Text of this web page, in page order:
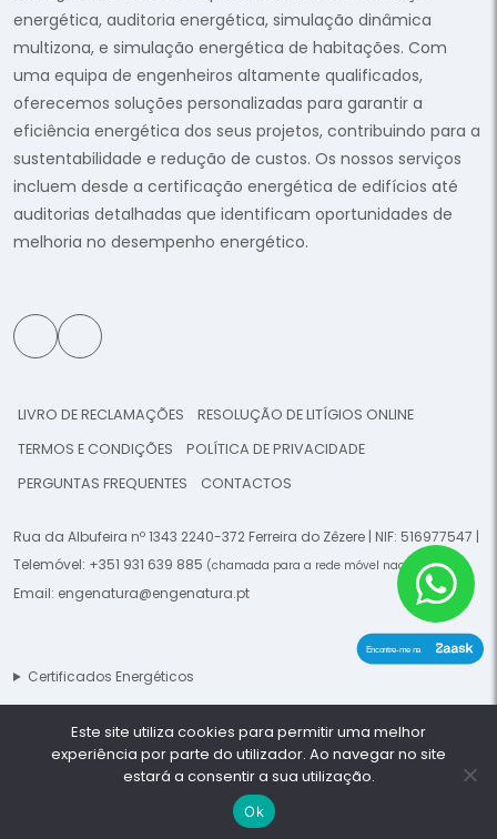
energética, auditoria energética, simulação dinâmica
multizona, e simulação energética de habitações. Com
uma equipa de engenheiros altamente qualificados,
oferecemos soluções personalizadas para garantir a
eficiência energética dos seus projetos, contribuindo para a
sustentabilidade e redução de custos. Os nossos serviços
incluem desde a certificação energética de edifícios até
auditorias detalhadas que identificam oportunidades de
melhoria no desempenho energético.
LIVRO DE RECLAMAÇÕES
RESOLUÇÃO DE LITÍGIOS ONLINE
TERMOS E CONDIÇÕES
POLÍTICA DE PRIVACIDADE
PERGUNTAS FREQUENTES
CONTACTOS
Rua da Albufeira nº 1343 2240-372 Ferreira do Zêzere | NIF: 516977547 |
Telemóvel: +351 931 639 885 (chamada para a rede móvel nacional)|
Email: engenatura@engenatura.pt
Certificados Energéticos
© 2026 Engenatura - Todos os direitos reservados. - This template is
made byPlaneta Digital
Este site utiliza cookies para permitir uma melhor
experiência por parte do utilizador. Ao navegar no site
estará a consentir a sua utilização.
Ok